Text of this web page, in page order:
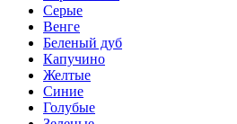
Серые
Венге
Беленый дуб
Капучино
Желтые
Синие
Голубые